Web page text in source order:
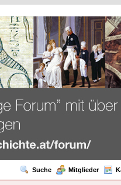
Suche Mitglieder